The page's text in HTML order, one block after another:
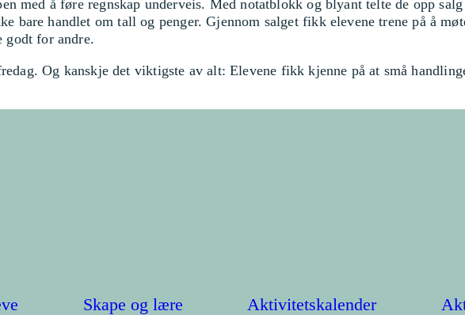
med å føre regnskap underveis. Med notatblokk og blyant telte de opp
bare handlet om tall og penger. Gjennom salget fikk elevene trene på å
godt for andre.
Og kanskje det viktigste av alt: Elevene fikk kjenne på at små
Skape og lære Aktivitetskalender